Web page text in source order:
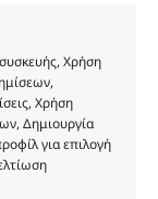
Χρήση
Χρήση
Δημιουργία
για επιλογή